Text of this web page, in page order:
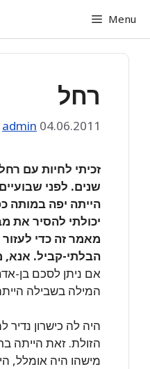
Menu
רחל
04.06.2011
admin
שנים. לפני
הייתה יפה במותה
יכולתי להסיר את
מאמר זה כדי
הבלתי-קביל. אנא,
אם ניתן לסכם בן-
המילה בשבילה
היה לה כישרון נדיר
הזולת. זאת הייתה
מישהו היה אומלל,